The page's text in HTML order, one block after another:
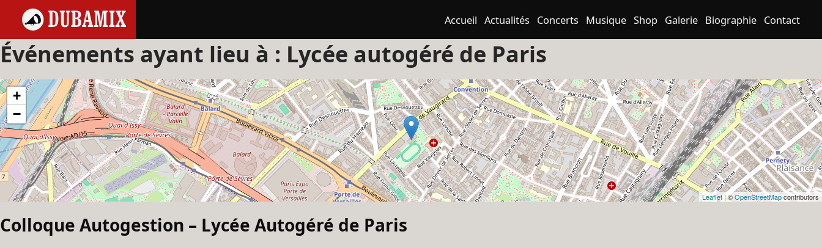
Accueil Actualités Concerts Musique Shop Galerie Biographie Contact
Événements ayant lieu à : Lycée autogéré de Paris
+
−
Leaflet| ©OpenStreetMapcontributors
Colloque Autogestion – Lycée Autogéré de Paris